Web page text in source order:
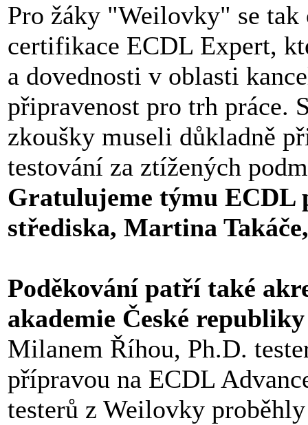
Pro žáky "Weilovky" se
certifikace ECDL Expert,
a dovednosti v oblasti
připravenost pro trh práce.
zkoušky museli důkladně
testování za ztížených
Gratulujeme týmu ECDL
střediska, Martina
Poděkování patří také
akademie České
Milanem Říhou, Ph.D.
přípravou na ECDL
testerů z Weilovky